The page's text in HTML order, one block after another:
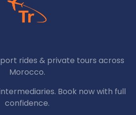
rides & private tours across
Morocco.
Book now with full
confidence.